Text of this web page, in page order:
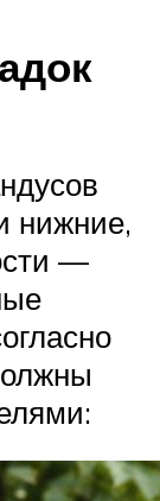
нижние,
—